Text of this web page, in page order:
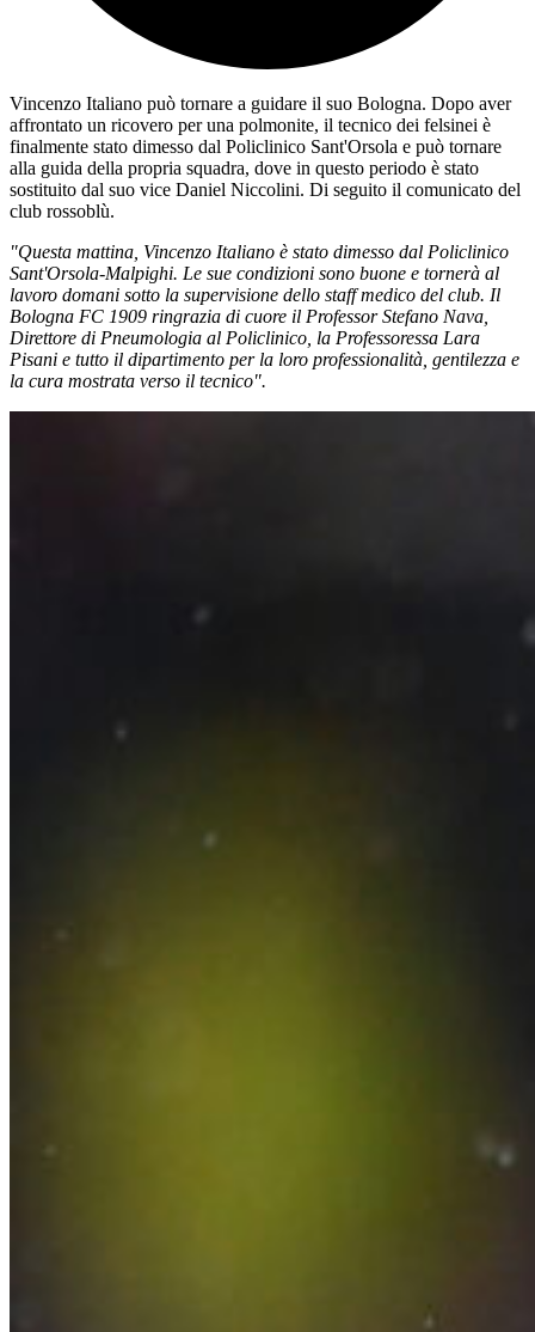
Vincenzo Italiano può tornare a guidare il suo Bologna. Dopo aver
affrontato un ricovero per una polmonite, il tecnico dei felsinei è
finalmente stato dimesso dal Policlinico Sant'Orsola e può tornare
alla guida della propria squadra, dove in questo periodo è stato
sostituito dal suo vice Daniel Niccolini. Di seguito il comunicato del
club rossoblù.
"Questa mattina, Vincenzo Italiano è stato dimesso dal Policlinico
Sant'Orsola-Malpighi. Le sue condizioni sono buone e tornerà al
lavoro domani sotto la supervisione dello staff medico del club. Il
Bologna FC 1909 ringrazia di cuore il Professor Stefano Nava,
Direttore di Pneumologia al Policlinico, la Professoressa Lara
Pisani e tutto il dipartimento per la loro professionalità, gentilezza e
la cura mostrata verso il tecnico".